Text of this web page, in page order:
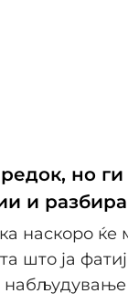
но ги
и
наскоро
што ја